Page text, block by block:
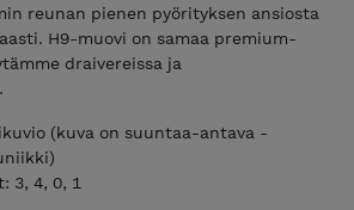
reunan pienen pyörityksen ansiosta
H9-muovi on samaa premium-
draivereissa ja
(kuva on suuntaa-antava -
3, 4, 0, 1